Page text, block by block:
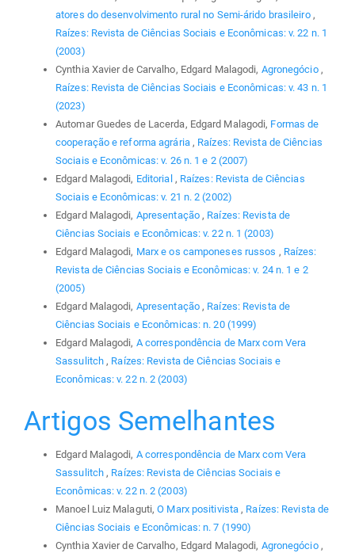
atores do desenvolvimento rural no Semi-árido brasileiro ,
Raízes: Revista de Ciências Sociais e Econômicas: v. 22 n. 1
(2003)
Cynthia Xavier de Carvalho, Edgard Malagodi, Agronegócio ,
Raízes: Revista de Ciências Sociais e Econômicas: v. 43 n. 1
(2023)
Automar Guedes de Lacerda, Edgard Malagodi, Formas de
cooperação e reforma agrária , Raízes: Revista de Ciências
Sociais e Econômicas: v. 26 n. 1 e 2 (2007)
Edgard Malagodi, Editorial , Raízes: Revista de Ciências
Sociais e Econômicas: v. 21 n. 2 (2002)
Edgard Malagodi, Apresentação, Raízes: Revista de
Ciências Sociais e Econômicas: v. 22 n. 1 (2003)
Edgard Malagodi, Marx e os camponeses russos , Raízes:
Revista de Ciências Sociais e Econômicas: v. 24 n. 1 e 2
(2005)
Edgard Malagodi, Apresentação, Raízes: Revista de
Ciências Sociais e Econômicas: n. 20 (1999)
Edgard Malagodi, A correspondência de Marx com Vera
Sassulitch, Raízes: Revista de Ciências Sociais e
Econômicas: v. 22 n. 2 (2003)
Artigos Semelhantes
Edgard Malagodi, A correspondência de Marx com Vera
Sassulitch , Raízes: Revista de Ciências Sociais e
Econômicas: v. 22 n. 2 (2003)
Manoel Luiz Malaguti,O Marx positivista , Raízes: Revista de
Ciências Sociais e Econômicas: n. 7 (1990)
Cynthia Xavier de Carvalho, Edgard Malagodi, Agronegócio ,